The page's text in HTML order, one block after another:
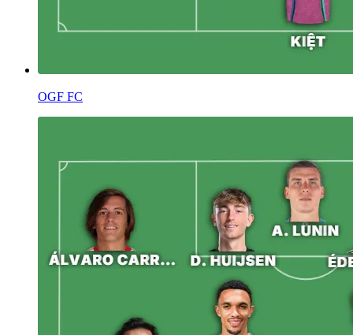
OGF FC